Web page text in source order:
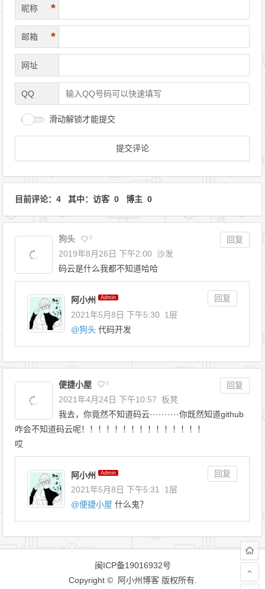
昵称 *
邮箱 *
网址
QQ
滑动解锁才能提交
目前评论：4 其中：访客 0 博主 0
狗头 0
回复
2019年8月26日 下午2:00
沙发
码云是什么我都不知道哈哈
阿小州 Admin
回复
2021年5月8日 下午5:30
1层
@狗头 代码开发
便捷小屋 0
回复
2021年4月24日 下午10:57 板凳
我去，你竟然不知道码云··········你既然知道github
咋会不知道码云呢！！！！！！！！！！！！！！！
哎
阿小州 Admin
回复
2021年5月8日 下午5:31
1层
@便捷小屋 什么鬼？
闽ICP备19016932号
Copyright © 阿小州博客 版权所有.